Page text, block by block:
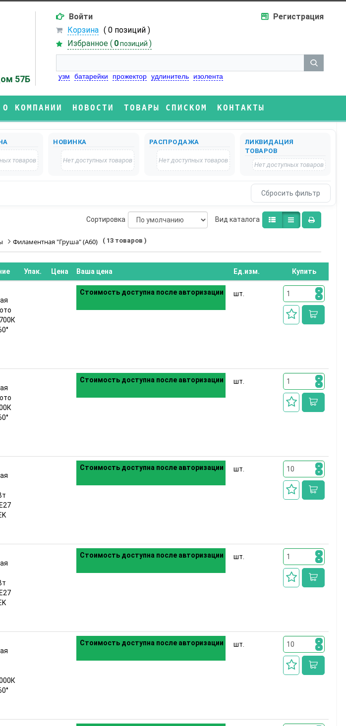
57Б
Войти
Регистрация
Корзина ( 0 позиций )
Избранное ( 0 позиций )
узм батарейки прожектор удлинитель изолента
О КОМПАНИИ НОВОСТИ ТОВАРЫ СПИСКОМ КОНТАКТЫ
товаров
НОВИНКА
Нет доступных товаров
РАСПРОДАЖА
Нет доступных товаров
ЛИКВИДАЦИЯ
ТОВАРОВ
Нет доступных товаров
Bид каталога
Сортировка
Филаментная "Груша" (A60) ( 13 товаров )
Упак. Цена Ваша цена Ед.изм. Купить
Стоимость доступна после авторизации шт.
Стоимость доступна после авторизации шт.
Стоимость доступна после авторизации шт.
Стоимость доступна после авторизации шт.
Стоимость доступна после авторизации шт.